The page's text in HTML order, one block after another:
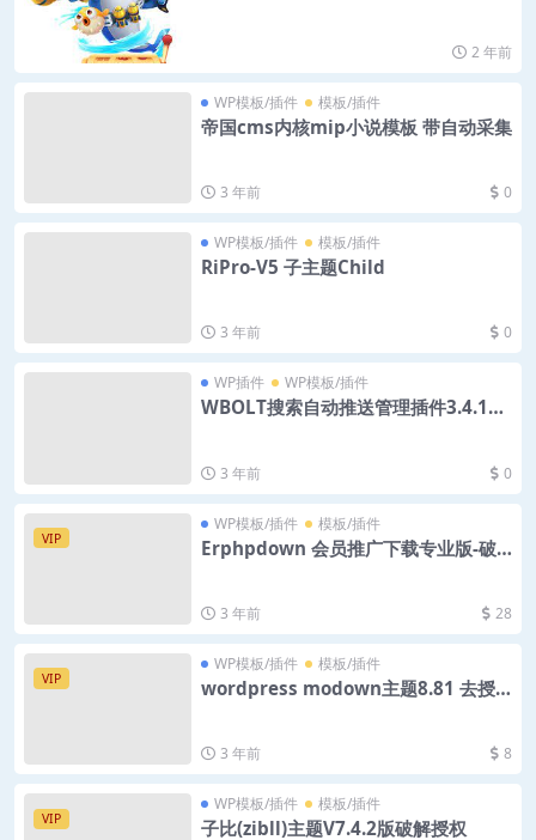
2 年前
WP模板/插件 模板/插件
帝国cms内核mip小说模板 带自动采集
3 年前 0
WP模板/插件 模板/插件
RiPro-V5 子主题Child
3 年前 0
WP插件 WP模板/插件
WBOLT搜索自动推送管理插件3.4.11
3 年前 0
VIP
WP模板/插件 模板/插件
Erphpdown 会员推广下载专业版-破
3 年前 28
VIP
WP模板/插件 模板/插件
wordpress modown主题8.81 去授
3 年前 8
VIP
WP模板/插件 模板/插件
子比(zibll)主题V7.4.2版破解授权